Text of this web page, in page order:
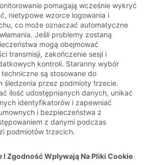
pomagają wcześnie wykryć
nietypowe wzorce logowania i
co może oznaczać automatyczne
Jeśli problemy zostaną
mogą obejmować
transmisji, zakończenie sesji i
kontroli. Staranny wybór
są stosowane do
śledzenia przez podmioty trzecie.
ilość udostępnianych danych, unikać
identyfikatorów i zapewniać
i bezpieczeństwa z
z danymi podczas
podmiotów trzecich.
Zgodność Wpływają Na Pliki Cookie